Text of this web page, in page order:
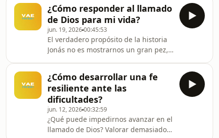
link:https://volviendoalaesencia.myflodesk.co
versículos, el apóstol Pablo no solo se
presenta a sí mismo, sino que
también introduce los temas
principales que desarrollará a lo largo
de toda la carta: la identidad del
creyente, la centralidad de Cristo, la
gracia de Dios, la misión de anunciar
el evangelio y la
¿Cómo responder al llamado
de Dios para mi vida?
jun. 19, 202600:45:53
El verdadero propósito de la historia
Jonás no es mostrarnos un gran pez,
historia que nos enseña la
profundidad del amor de Dios por Su
creación, Su compasión por los
perdidos y Su paciencia inagotable
con nosotros, aun cuando insistimos
en seguir nuestro propio camino y
¿Cómo desarrollar una fe
resiliente ante las
dificultades?
jun. 12, 202600:32:59
¿Qué puede impedirnos avanzar en el
llamado de Dios? Valorar demasiado